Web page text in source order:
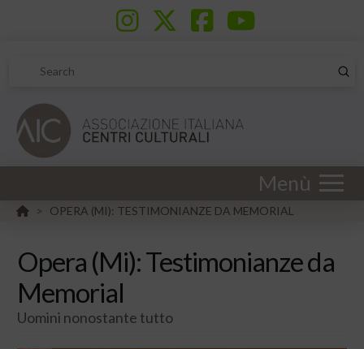
Search
Menù
HOME
> OPERA (MI): TESTIMONIANZE DA MEMORIAL
Opera (Mi): Testimonianze da
Memorial
Uomini nonostante tutto